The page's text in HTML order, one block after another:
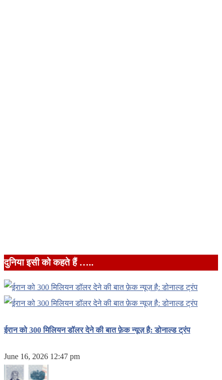
दुनिया इसी को कहते हैं …..
ईरान को 300 मिलियन डॉलर देने की बात फ़ेक न्यूज़ है: डोनाल्ड ट्रंप
June 16, 2026 12:47 pm